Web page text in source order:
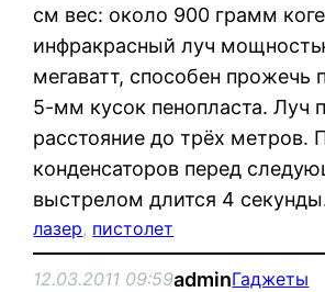
см вес: около 900 грамм
инфракрасный луч
мегаватт, способен прожечь
5-мм кусок пенопласта. Луч
расстояние до трёх метров.
конденсаторов перед
выстрелом длится 4
лазер, пистолет
12.03.2011 09:59adminГаджеты